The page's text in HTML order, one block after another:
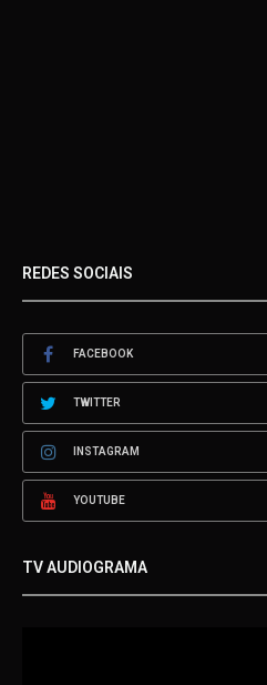
REDES SOCIAIS
FACEBOOK
TWITTER
INSTAGRAM
YOUTUBE
TV AUDIOGRAMA